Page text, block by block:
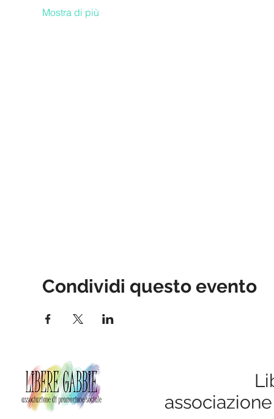
Mostra di più
Condividi questo evento